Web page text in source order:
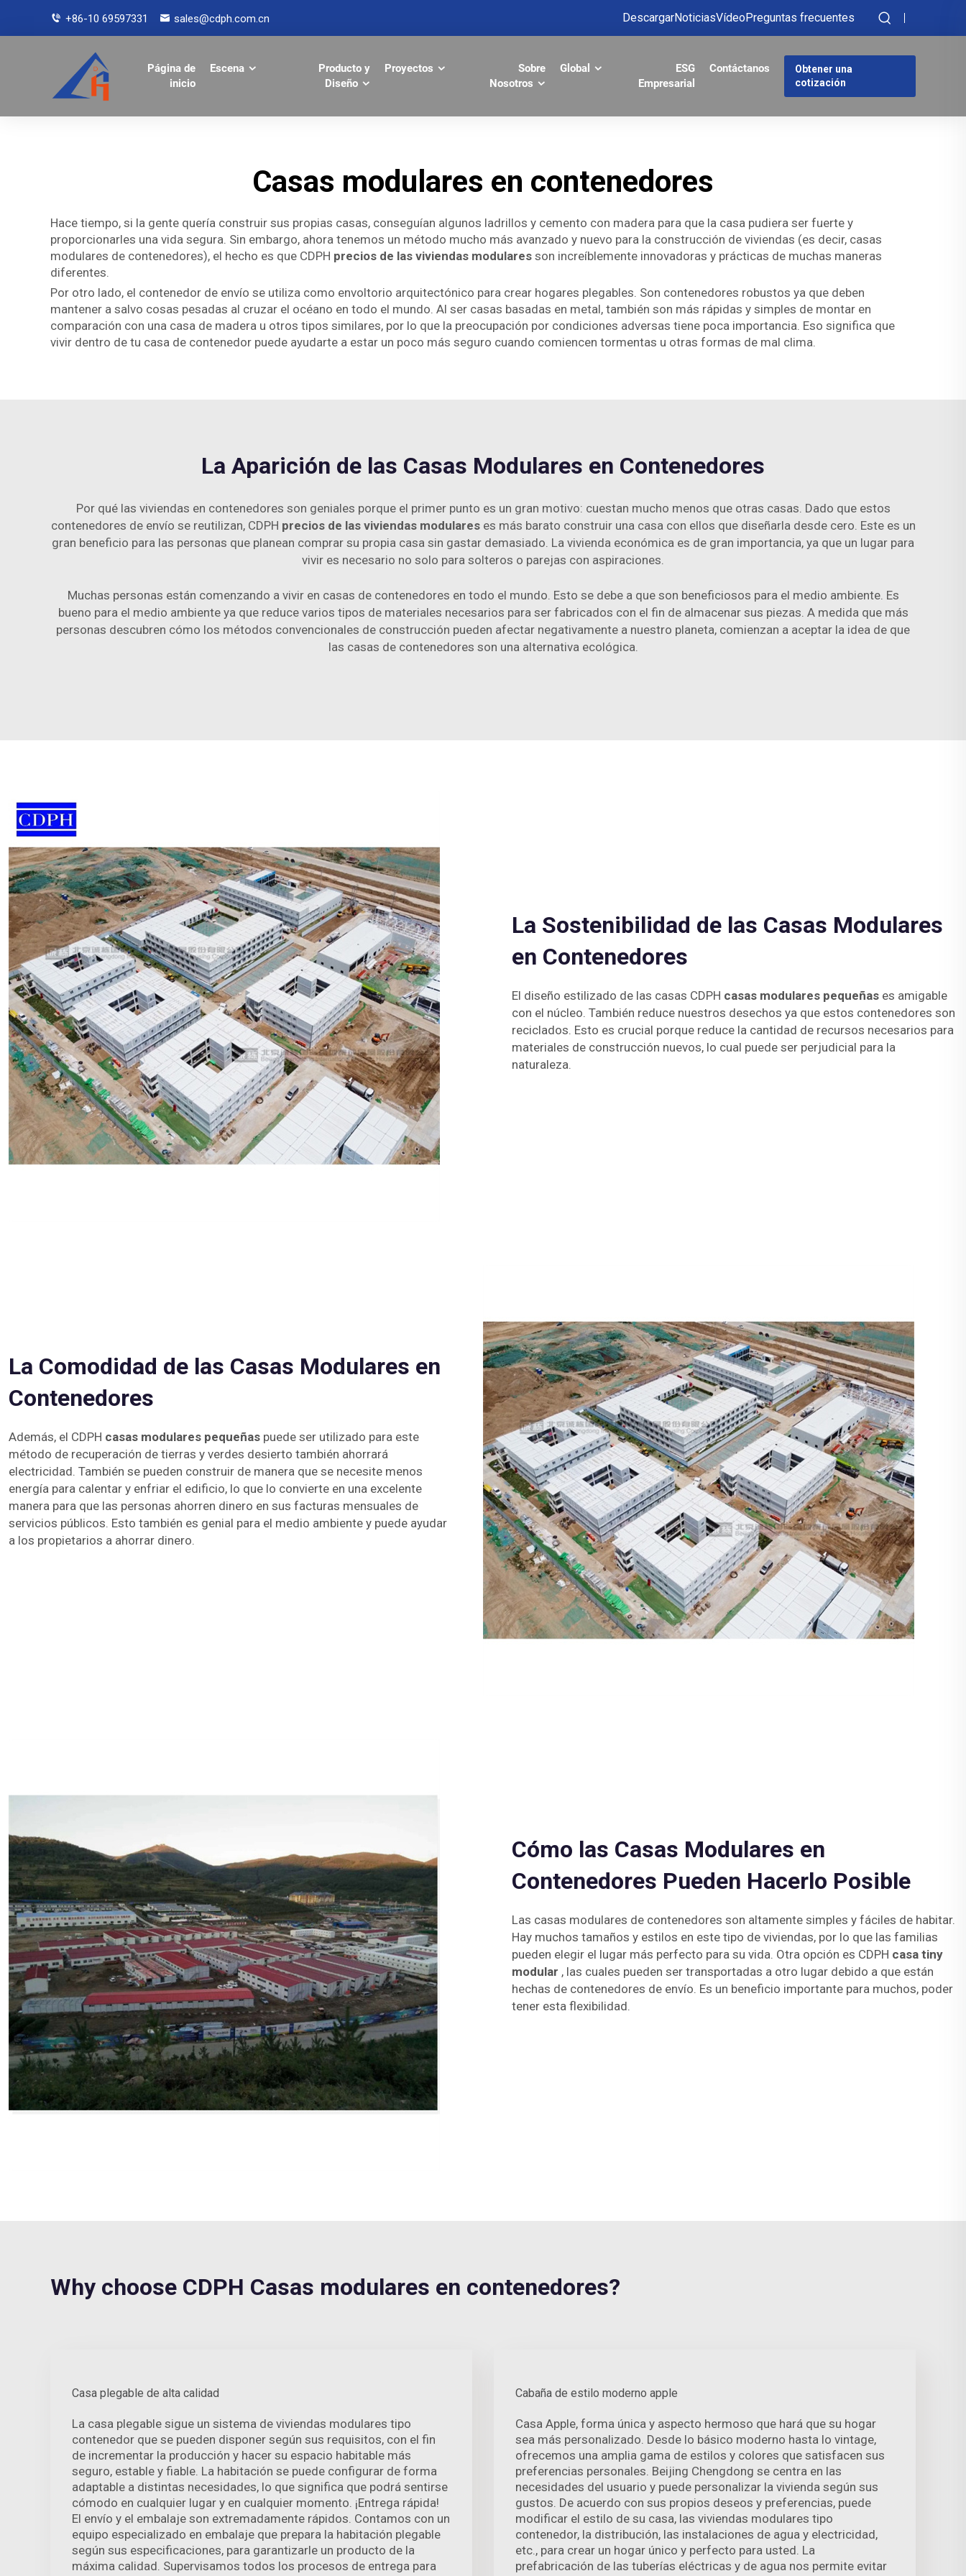
+86-10 69597331 sales@cdph.com.cn DescargarNoticiasVídeoPreguntas frecuentes
Página de
inicio
Escena
Producto y
Diseño
Proyectos
Sobre
Nosotros
Global
ESG
Empresarial
Contáctanos
Obtener una
cotización
Casas modulares en contenedores
Hace tiempo, si la gente quería construir sus propias casas, conseguían algunos ladrillos y cemento con madera para que la casa pudiera ser fuerte y
proporcionarles una vida segura. Sin embargo, ahora tenemos un método mucho más avanzado y nuevo para la construcción de viviendas (es decir, casas
modulares de contenedores), el hecho es que CDPH precios de las viviendas modulares son increíblemente innovadoras y prácticas de muchas maneras
diferentes.
Por otro lado, el contenedor de envío se utiliza como envoltorio arquitectónico para crear hogares plegables. Son contenedores robustos ya que deben
mantener a salvo cosas pesadas al cruzar el océano en todo el mundo. Al ser casas basadas en metal, también son más rápidas y simples de montar en
comparación con una casa de madera u otros tipos similares, por lo que la preocupación por condiciones adversas tiene poca importancia. Eso significa que
vivir dentro de tu casa de contenedor puede ayudarte a estar un poco más seguro cuando comiencen tormentas u otras formas de mal clima.
La Aparición de las Casas Modulares en Contenedores
Por qué las viviendas en contenedores son geniales porque el primer punto es un gran motivo: cuestan mucho menos que otras casas. Dado que estos
contenedores de envío se reutilizan, CDPH precios de las viviendas modulares es más barato construir una casa con ellos que diseñarla desde cero. Este es un
gran beneficio para las personas que planean comprar su propia casa sin gastar demasiado. La vivienda económica es de gran importancia, ya que un lugar para
vivir es necesario no solo para solteros o parejas con aspiraciones.
Muchas personas están comenzando a vivir en casas de contenedores en todo el mundo. Esto se debe a que son beneficiosos para el medio ambiente. Es
bueno para el medio ambiente ya que reduce varios tipos de materiales necesarios para ser fabricados con el fin de almacenar sus piezas. A medida que más
personas descubren cómo los métodos convencionales de construcción pueden afectar negativamente a nuestro planeta, comienzan a aceptar la idea de que
las casas de contenedores son una alternativa ecológica.
La Sostenibilidad de las Casas Modulares
en Contenedores
El diseño estilizado de las casas CDPH casas modulares pequeñas es amigable
con el núcleo. También reduce nuestros desechos ya que estos contenedores son
reciclados. Esto es crucial porque reduce la cantidad de recursos necesarios para
materiales de construcción nuevos, lo cual puede ser perjudicial para la
naturaleza.
La Comodidad de las Casas Modulares en
Contenedores
Además, el CDPH casas modulares pequeñas puede ser utilizado para este
método de recuperación de tierras y verdes desierto también ahorrará
electricidad. También se pueden construir de manera que se necesite menos
energía para calentar y enfriar el edificio, lo que lo convierte en una excelente
manera para que las personas ahorren dinero en sus facturas mensuales de
servicios públicos. Esto también es genial para el medio ambiente y puede ayudar
a los propietarios a ahorrar dinero.
Cómo las Casas Modulares en
Contenedores Pueden Hacerlo Posible
Las casas modulares de contenedores son altamente simples y fáciles de habitar.
Hay muchos tamaños y estilos en este tipo de viviendas, por lo que las familias
pueden elegir el lugar más perfecto para su vida. Otra opción es CDPH casa tiny
modular , las cuales pueden ser transportadas a otro lugar debido a que están
hechas de contenedores de envío. Es un beneficio importante para muchos, poder
tener esta flexibilidad.
Why choose CDPH Casas modulares en contenedores?
Casa plegable de alta calidad
La casa plegable sigue un sistema de viviendas modulares tipo
contenedor que se pueden disponer según sus requisitos, con el fin
de incrementar la producción y hacer su espacio habitable más
seguro, estable y fiable. La habitación se puede configurar de forma
adaptable a distintas necesidades, lo que significa que podrá sentirse
cómodo en cualquier lugar y en cualquier momento. ¡Entrega rápida!
El envío y el embalaje son extremadamente rápidos. Contamos con un
equipo especializado en embalaje que prepara la habitación plegable
según sus especificaciones, para garantizarle un producto de la
máxima calidad. Supervisamos todos los procesos de entrega para
Cabaña de estilo moderno apple
Casa Apple, forma única y aspecto hermoso que hará que su hogar
sea más personalizado. Desde lo básico moderno hasta lo vintage,
ofrecemos una amplia gama de estilos y colores que satisfacen sus
preferencias personales. Beijing Chengdong se centra en las
necesidades del usuario y puede personalizar la vivienda según sus
gustos. De acuerdo con sus propios deseos y preferencias, puede
modificar el estilo de su casa, las viviendas modulares tipo
contenedor, la distribución, las instalaciones de agua y electricidad,
etc., para crear un hogar único y perfecto para usted. La
prefabricación de las tuberías eléctricas y de agua nos permite evitar